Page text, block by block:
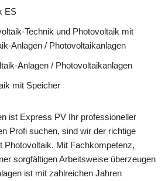
ES
Technik und Photovoltaik mit
Anlagen / Photovoltaikanlagen
Anlagen / Photovoltaikanlagen
mit Speicher
ist Express PV Ihr professioneller
Profi suchen, sind wir der richtige
Photovoltaik. Mit Fachkompetenz,
sorgfältigen Arbeitsweise überzeugen
ist mit zahlreichen Jahren